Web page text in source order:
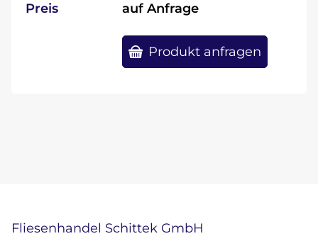
Preis
auf Anfrage
Produkt anfragen
Fliesenhandel Schittek GmbH